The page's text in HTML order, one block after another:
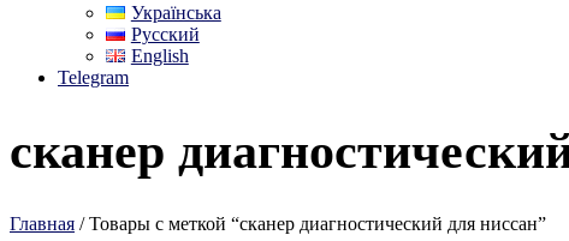
Українська
Русский
English
Telegram
сканер
Главная / Товары с меткой “сканер диагностический для ниссан”